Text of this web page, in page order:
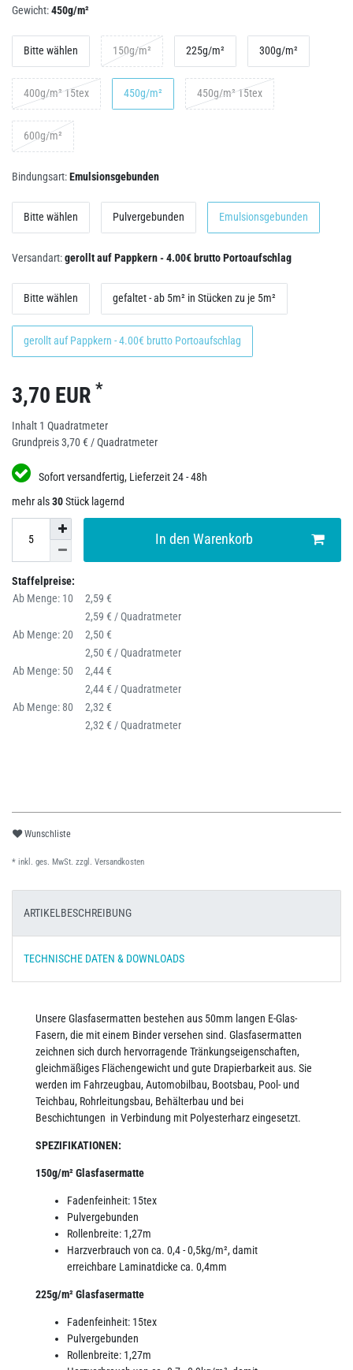
Gewicht:450g/m²
Bitte wählen 150g/m² 225g/m² 300g/m²
400g/m² 15tex 450g/m² 450g/m² 15tex
600g/m²
Bindungsart:Emulsionsgebunden
Bitte wählen Pulvergebunden Emulsionsgebunden
Versandart:gerollt auf Pappkern - 4.00€ brutto Portoaufschlag
Bitte wählen gefaltet - ab 5m² in Stücken zu je 5m²
gerollt auf Pappkern - 4.00€ brutto Portoaufschlag
3,70 EUR *
Inhalt 1 Quadratmeter
Grundpreis3,70 € / Quadratmeter
Sofort versandfertig, Lieferzeit 24 - 48h
mehr als30Stück lagernd
In den Warenkorb
Staffelpreise:
Ab Menge: 10
2,59 €
2,59 € / Quadratmeter
Ab Menge: 20
2,50 €
2,50 € / Quadratmeter
Ab Menge: 50
2,44 €
2,44 € / Quadratmeter
Ab Menge: 80
2,32 €
2,32 € / Quadratmeter
Wunschliste
* inkl. ges. MwSt. zzgl. Versandkosten
ARTIKELBESCHREIBUNG
TECHNISCHE DATEN & DOWNLOADS
Unsere Glasfasermatten bestehen aus 50mm langen E-Glas-
Fasern, die mit einem Binder versehen sind. Glasfasermatten
zeichnen sich durch hervorragende Tränkungseigenschaften,
gleichmäßiges Flächengewicht und gute Drapierbarkeit aus. Sie
werden im Fahrzeugbau, Automobilbau, Bootsbau, Pool- und
Teichbau, Rohrleitungsbau, Behälterbau und bei
Beschichtungen in Verbindung mit Polyesterharz eingesetzt.
SPEZIFIKATIONEN:
150g/m² Glasfasermatte
Fadenfeinheit: 15tex
Pulvergebunden
Rollenbreite: 1,27m
Harzverbrauch von ca. 0,4 - 0,5kg/m², damit
erreichbare Laminatdicke ca. 0,4mm
225g/m² Glasfasermatte
Fadenfeinheit: 15tex
Pulvergebunden
Rollenbreite: 1,27m